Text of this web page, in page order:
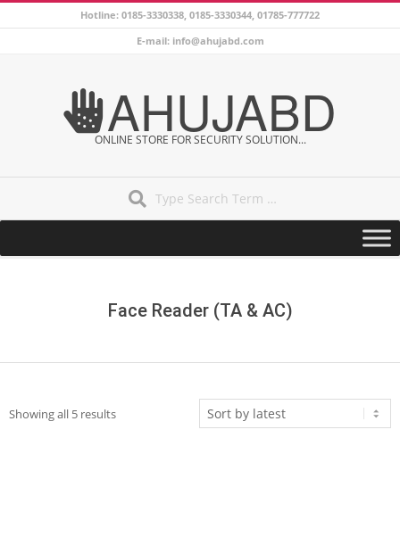
to
Hotline: 0185-3330338, 0185-3330344, 01785-777722
E-mail: info@ahujabd.com
AHUJABD
ONLINE STORE FOR SECURITY SOLUTION...
Navigation
Face Reader (TA & AC)
Showing all 5 resultsSorted